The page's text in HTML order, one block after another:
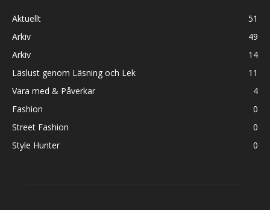
Aktuellt
51
Arkiv
49
Arkiv
14
Läslust genom Läsning och Lek
11
Vara med & Påverkar
4
Fashion
0
Street Fashion
0
Style Hunter
0